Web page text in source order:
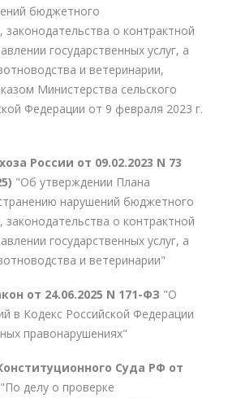
бюджетного
законодательства о контрактной
государственных услуг, а
и ветеринарии,
Министерства сельского
Федерации от 9 февраля 2023 г.
России от 09.02.2023 N 73
"Об утверждении Плана
нарушений бюджетного
законодательства о контрактной
государственных услуг, а
и ветеринарии"
от 24.06.2025 N 171-ФЗ "О
в Кодекс Российской Федерации
правонарушениях"
Суда РФ от
"По делу о проверке